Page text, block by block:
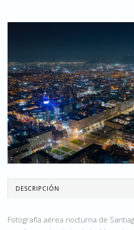
DESCRIPCIÓN
Fotografía aérea nocturna de